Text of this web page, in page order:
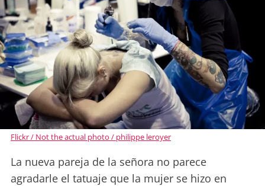
Flickr / Not the actual photo / philippe leroyer
La nueva pareja de la señora no parece
agradarle el tatuaje que la mujer se hizo en